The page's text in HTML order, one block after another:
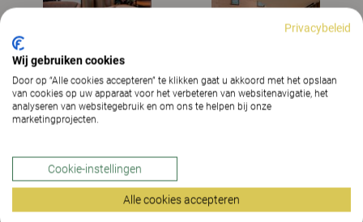
Privacybeleid
Wij gebruiken cookies
Door op “Alle cookies accepteren” te klikken gaat u akkoord met het opslaan
van cookies op uw apparaat voor het verbeteren van websitenavigatie, het
analyseren van websitegebruik en om ons te helpen bij onze
marketingprojecten.
Cookie-instellingen
Alle cookies accepteren